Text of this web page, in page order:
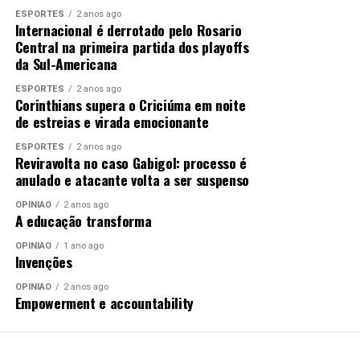
ESPORTES 2 anos ago
Internacional é derrotado pelo Rosario
Central na primeira partida dos playoffs
da Sul-Americana
ESPORTES 2 anos ago
Corinthians supera o Criciúma em noite
de estreias e virada emocionante
ESPORTES 2 anos ago
Reviravolta no caso Gabigol: processo é
anulado e atacante volta a ser suspenso
OPINIÃO 2 anos ago
A educação transforma
OPINIÃO 1 ano ago
Invenções
OPINIÃO 2 anos ago
Empowerment e accountability